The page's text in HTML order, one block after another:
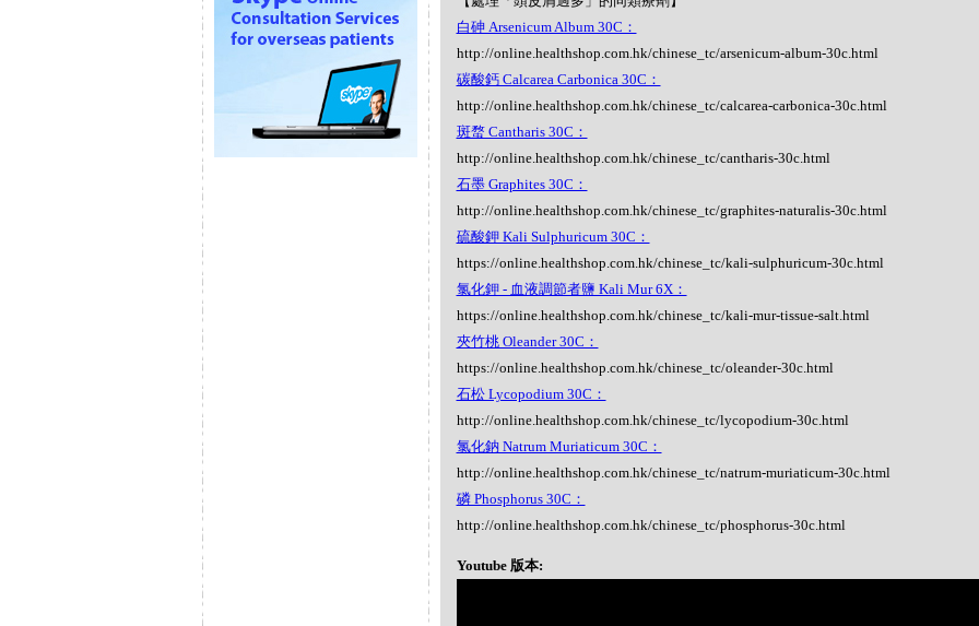
白砷 Arsenicum Album 30C：
http://online.healthshop.com.hk/chinese_tc/arsenicum-album-30c.html
碳酸鈣 Calcarea Carbonica 30C：
http://online.healthshop.com.hk/chinese_tc/calcarea-carbonica-30c.html
斑蝥 Cantharis 30C：
http://online.healthshop.com.hk/chinese_tc/cantharis-30c.html
石墨 Graphites 30C：
http://online.healthshop.com.hk/chinese_tc/graphites-naturalis-30c.html
硫酸鉀 Kali Sulphuricum 30C：
https://online.healthshop.com.hk/chinese_tc/kali-sulphuricum-30c.html
氯化鉀 - 血液調節者鹽 Kali Mur 6X：
https://online.healthshop.com.hk/chinese_tc/kali-mur-tissue-salt.html
夾竹桃 Oleander 30C：
https://online.healthshop.com.hk/chinese_tc/oleander-30c.html
石松 Lycopodium 30C：
http://online.healthshop.com.hk/chinese_tc/lycopodium-30c.html
氯化鈉 Natrum Muriaticum 30C：
http://online.healthshop.com.hk/chinese_tc/natrum-muriaticum-30c.html
磷 Phosphorus 30C：
http://online.healthshop.com.hk/chinese_tc/phosphorus-30c.html
Youtube 版本: